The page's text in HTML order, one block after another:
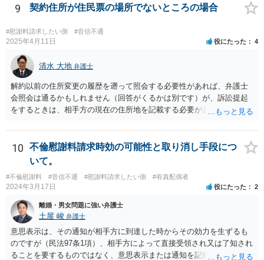
9 契約住所が住民票の場所でないところの場合
#慰謝料請求したい側 #音信不通
2025年4月11日 役にたった 4
清水 大地 弁護士
解約以前の住所変更の履歴を遡って照会する必要性があれば、弁護士
会照会は通るかもしれません（回答がくるかは別です）が、訴訟提起
をするときは、相手方の現在の住所地を記載する必要がありますの
せん。弁護士会照会を依頼する弁護士と必要性についてよく協議され
る必要があると思います。
10
不倫慰謝料請求時効の可能性と取り消し手段につ
いて。
#不倫慰謝料 #音信不通 #慰謝料請求したい側 #有責配偶者
2024年3月17日 役にたった 2
離婚・男女問題に強い弁護士
土屋 峻 弁護士
意思表示は、その通知が相手方に到達した時からその効力を生ずるも
のですが（民法97条1項）、相手方によって直接受領され又は了知され
ることを要するものではなく、意思表示または通知を記載した書面